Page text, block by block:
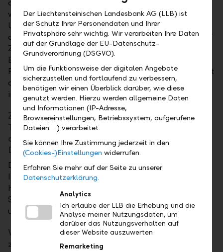
dem Jahr 2000 vergleichbaren Aktienblase. Für eine
weitere Aufwärtsentwicklung sprechen eine in den
USA unerwartet stabile und eine sich in Europa
aufhellende Wirtschaftsentwicklung, die Aussicht auf
Zinssenkungen ab der Jahresmitte sowie die
Erwartung von substanziellen
Produktivitätssteigerungen durch KI. Dagegen spricht
die im historischen Vergleich hohe Bewertung
insbesondere in den USA.
Zuletzt haben auch die Börsen in New York und
Tokio Höchststände erreicht. Wie nehmen Sie
die Kursrally im Frühjahr in den USA, Japan und
Deutschland wahr?
Die Aktienmärkte sind mittlerweile hoch bewertet.
Insbesondere die amerikanischen Aktien sind im
historischen Vergleich sehr hoch bewertet. In dieser
Situation untergewichten wir US-Aktien. Zentral für
uns ist die Diversifikation über alle Börsen hinweg.
Wird vielen Ihrer Kunden die Rally – nicht
zuletzt die Kurssteigerung des Dax –
Der Liechtensteinischen Landesbank AG (LLB) ist
der Schutz Ihrer Personendaten und Ihrer
Privatsphäre sehr wichtig. Wir verarbeiten Ihre Daten
auf der Grundlage der EU-Datenschutz-
Grundverordnung (DSGVO).
Um die Funktionsweise der digitalen Angebote
sicherzustellen und fortlaufend zu verbessern,
benötigen wir einen Überblick darüber, wie diese
genutzt werden. Hierzu werden allgemeine Daten
und Informationen (IP-Adresse,
Browsereinstellungen, Betriebssystem, aufgerufene
Dateien …) verarbeitet.
Sie können Ihre Zustimmung jederzeit in den
(Cookies-)Einstellungen widerrufen.
Erfahren Sie mehr auf der Seite zu unserer
Datenschutzerklärung.
Analytics
Ich erlaube der LLB die Erhebung und die
Analyse meiner Nutzungsdaten, um
darüber das Nutzungsverhalten auf
dieser Website auszuwerten
Remarketing